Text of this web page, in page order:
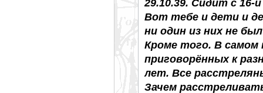
29.10.39. Сидит с 16-
Вот тебе и дети и
ни один из них не
Кроме того. В самом
приговорённых к
лет. Все
Зачем